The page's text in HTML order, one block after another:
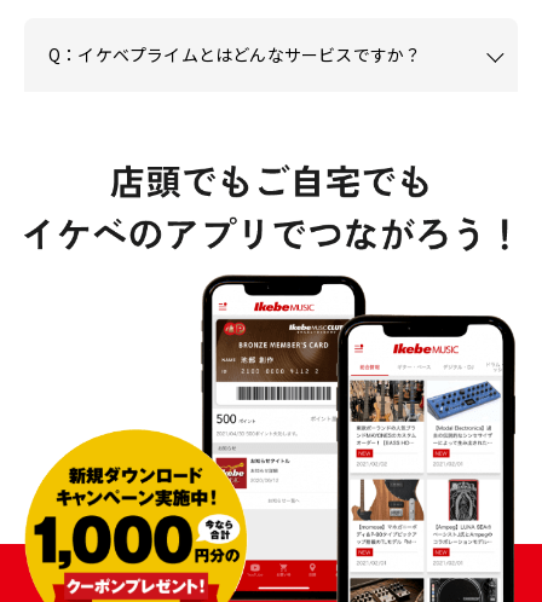
Q：イケベプライムとはどんなサービスですか？